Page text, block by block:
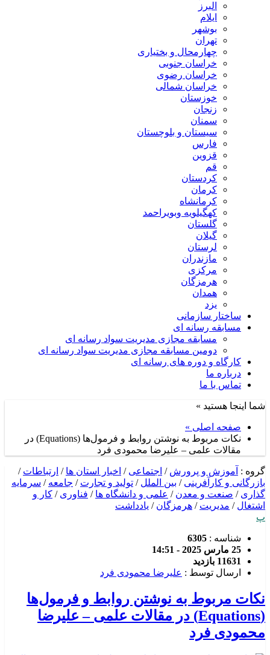
البرز
ایلام
بوشهر
تهران
چهارمحال و بختیاری
خراسان جنوبی
خراسان رضوی
خراسان شمالی
خوزستان
زنجان
سمنان
سیستان و بلوچستان
فارس
قزوین
قم
کردستان
کرمان
کرمانشاه
کهگیلویه وبویراحمد
گلستان
گیلان
لرستان
مازندران
مرکزی
هرمزگان
همدان
یزد
ساختار سازمانی
مسابقه رسانه ای
مسابقه مجازی مدیریت سواد رسانه ای
دومین مسابقه مجازی مدیریت سواد رسانه ای
کارگاه و دوره های رسانه ای
درباره ما
تماس با ما
شما اینجا هستید »
صفحه اصلی »
نکات مربوط به نوشتن روابط و فرمول‌ها (Equations) در
مقالات علمی – علیرضا محمودی فرد
گروه : آموزش و پرورش / اجتماعی / اخبار استان ها / ارتباطات /
بازرگانی و کارآفرینی / بین الملل / تولید و تجارت / جامعه / سرمایه
گذاری / صنعت و معدن / علمی و دانشگاه ها / فناوری / کار و
اشتغال / مدیریت / هرمزگان / یادداشت
پ
شناسه : 6305
25 مارس 2025 - 14:51
11631 بازدید
ارسال توسط : علیرضا محمودی فرد
نکات مربوط به نوشتن روابط و فرمول‌ها
(Equations) در مقالات علمی – علیرضا
محمودی فرد